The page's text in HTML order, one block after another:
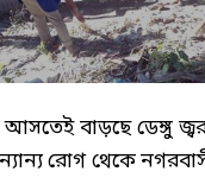
বাড়ছে ডেঙ্গু
রোগ থেকে